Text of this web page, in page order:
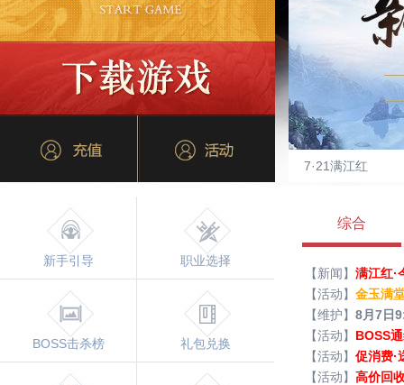
新手引导 职业选择
BOSS击杀榜 礼包兑换
综合
【新闻】 满江红·
【活动】 金玉满
【维护】 8月7日
【活动】 BOSS
【活动】 促消费·
【活动】 高价回